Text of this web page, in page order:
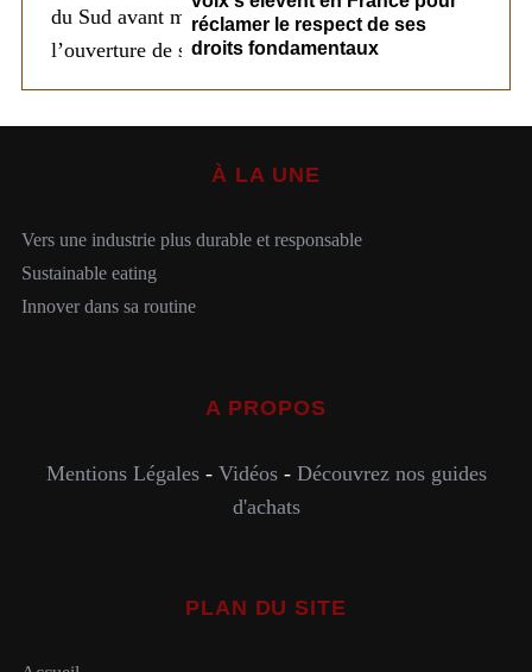
réclamer le respect de ses
droits fondamentaux
À LA UNE
Vers une industrie plus durable et responsable
Sustainable eating
Innover dans sa routine
A PROPOS
Mentions Légales- Vidéos- Découvrez nos guides
d'achats
PLAN DU SITE